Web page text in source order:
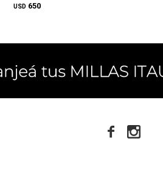
USD 650
 